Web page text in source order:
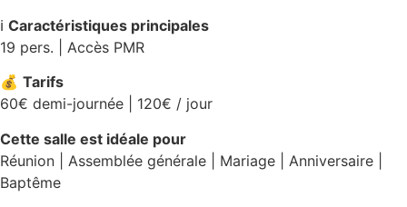
ℹ️ Caractéristiques principales
19 pers. | Accès PMR
💰 Tarifs
60€ demi-journée | 120€ / jour
Cette salle est idéale pour
Réunion | Assemblée générale | Mariage | Anniversaire |
Baptême